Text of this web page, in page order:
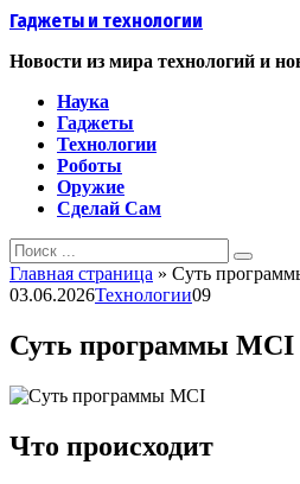
Перейти
контенту
Гаджеты и технологии
Новости из мира технологий и
Наука
Гаджеты
Технологии
Роботы
Оружие
Сделай Сам
Search
for:
Главная страница » Суть
03.06.2026Технологии09
Суть программы MCI
Что происходит